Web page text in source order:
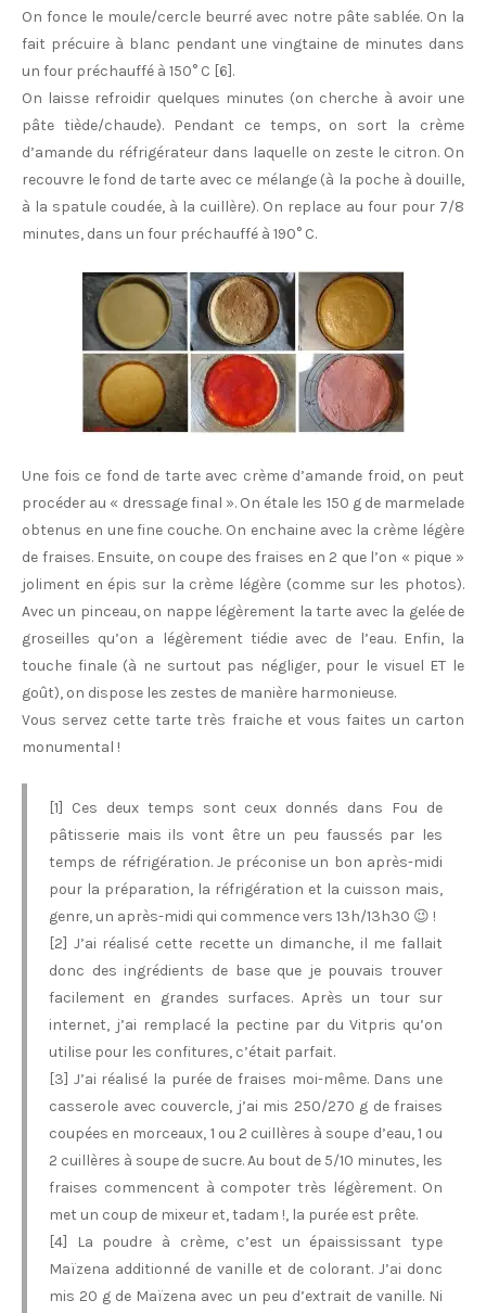
On fonce le moule/cercle beurré avec notre pâte sablée. On la
fait précuire à blanc pendant une vingtaine de minutes dans
un four préchauffé à 150° C [6].
On laisse refroidir quelques minutes (on cherche à avoir une
pâte tiède/chaude). Pendant ce temps, on sort la crème
d’amande du réfrigérateur dans laquelle on zeste le citron. On
recouvre le fond de tarte avec ce mélange (à la poche à douille,
à la spatule coudée, à la cuillère). On replace au four pour 7/8
minutes, dans un four préchauffé à 190° C.
Une fois ce fond de tarte avec crème d’amande froid, on peut
procéder au « dressage final ». On étale les 150 g de marmelade
obtenus en une fine couche. On enchaine avec la crème légère
de fraises. Ensuite, on coupe des fraises en 2 que l’on « pique »
joliment en épis sur la crème légère (comme sur les photos).
Avec un pinceau, on nappe légèrement la tarte avec la gelée de
groseilles qu’on a légèrement tiédie avec de l’eau. Enfin, la
touche finale (à ne surtout pas négliger, pour le visuel ET le
goût), on dispose les zestes de manière harmonieuse.
Vous servez cette tarte très fraiche et vous faites un carton
monumental !
[1] Ces deux temps sont ceux donnés dans Fou de
pâtisserie mais ils vont être un peu faussés par les
temps de réfrigération. Je préconise un bon après-midi
pour la préparation, la réfrigération et la cuisson mais,
genre, un après-midi qui commence vers 13h/13h30 😉 !
[2] J’ai réalisé cette recette un dimanche, il me fallait
donc des ingrédients de base que je pouvais trouver
facilement en grandes surfaces. Après un tour sur
internet, j’ai remplacé la pectine par du Vitpris qu’on
utilise pour les confitures, c’était parfait.
[3] J’ai réalisé la purée de fraises moi-même. Dans une
casserole avec couvercle, j’ai mis 250/270 g de fraises
coupées en morceaux, 1 ou 2 cuillères à soupe d’eau, 1 ou
2 cuillères à soupe de sucre. Au bout de 5/10 minutes, les
fraises commencent à compoter très légèrement. On
met un coup de mixeur et, tadam !, la purée est prête.
[4] La poudre à crème, c’est un épaississant type
Maïzena additionné de vanille et de colorant. J’ai donc
mis 20 g de Maïzena avec un peu d’extrait de vanille. Ni